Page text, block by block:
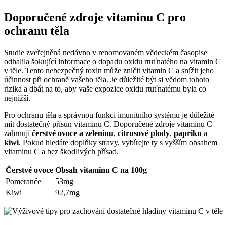
Doporučené zdroje vitaminu C pro
ochranu těla
Studie zveřejněná nedávno v renomovaném vědeckém časopise
odhalila šokující informace o dopadu oxidu rtuťnatého na vitamin C
v těle. Tento nebezpečný toxin může zničit vitamin C a snížit jeho
účinnost při ochraně vašeho těla. Je důležité být si vědom tohoto
rizika a dbát na to, aby vaše expozice oxidu rtuťnatému byla co
nejnižší.
Pro ochranu těla a správnou funkci imunitního systému je důležité
mít dostatečný přísun vitaminu C. Doporučené zdroje vitaminu C
zahrnujíčerstvé ovoce a zeleninu, citrusové plody, papriku a
kiwi. Pokud hledáte doplňky stravy, vybírejte ty s vyšším obsahem
vitaminu C a bez škodlivých přísad.
Čerstvé ovoce Obsah vitaminu C na 100g
Pomeranče
53mg
Kiwi
92,7mg